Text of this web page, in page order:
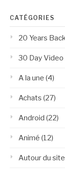
CATÉGORIES
20 Years
30 Day Video
A la une (4)
Achats (27)
Android (22)
Animé (12)
Autour du site